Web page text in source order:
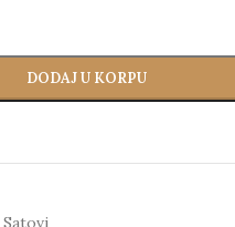
DODAJ U KORPU
Satovi